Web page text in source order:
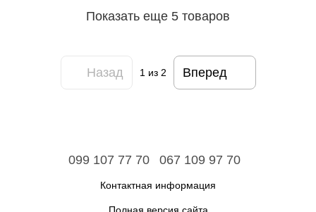
Показать еще 5 товаров
Назад 1 из 2 Вперед
099 107 77 70 067 109 97 70
Контактная информация